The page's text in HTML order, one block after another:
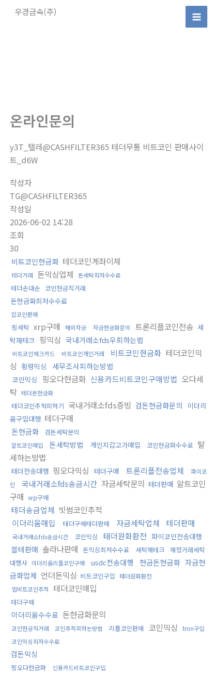
우경금속(주)
Main
온라인문의
y3T_텔레@CASHFILTER365 테더무통 비트코인 판매사이
트_d6W
작성자
TG@CASHFILTER365
작성일
2026-06-02 14:28
조회
30
비트코인현금화 테더코인계좌이체
테더거래 돈믹싱업체 돈세탁최저수수료
테더손대손 코인현금직거래
돈현금화최저수수료
잡코인판매
핑세탁 xrp구매 해외자금 자금현금화문의 트론리플코인전송 세
탁재테크 핑믹싱 국내거래소fds우회하는법
비트코인체크카드 비트코인개인거래 비트코인현금화 테더코인믹
싱 횡령믹싱 세무조사피하는방법
코인믹싱 핑오다현금화 신용카드비트코인구매방법 오다세
탁 테더돈현금화
테더코인추척피하기 국내거래소fds증빙 검돈현금화문의
이더리
움구입대행 테더구매
돈현금화 검돈세탁문의
알트코인매입 돈세탁방법 개인지갑고가매입 코인현금화수수료 탈
세하는방법
테더전송대행 핑오다믹싱 테더구매 트론리플전송업체
파이코
인
국내거래소fds송금시간 자금세탁문의 테더판매 알트코인
구매 xrp구매
테더송금업체 빗썸코인추적
이더리움매입
테더구매테더판매 자금세탁업체 테더판매
국내거래소fds송금시간 코인믹싱 태더원화환전 파이코인전송대행
블테판매 솔라나판매 돈믹싱최저수수료 세탁재테크
재정거래세탁
대행사 이더리움리플코인구매 usdc전송대행 현금돈현금화 자금현
금화업체 언더돈믹싱 비트코인구입
태더원화환전
업비트코인추적
테더코인매입
테더구매
이더리움수수료 돈현금화문의
코인현금직거래 코인추적피하는방법 리플코인판매 코인믹싱
tron구입
코인믹싱최저수수료
검돈믹싱
핑오다현금화
신용카드비트코인구입